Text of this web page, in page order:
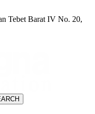
Tebet Barat IV No. 20,